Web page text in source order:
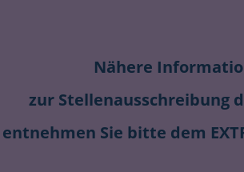
Nähere
zur Stellenausschreibung
entnehmen Sie bitte dem